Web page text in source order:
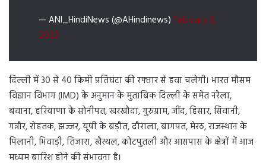
— ANI_HindiNews (@AHindinews) February 8,
2022
दिल्ली में 30 से 40 किमी प्रतिघंटा की रफ्तार से हवा चलेगी। भारत मौसम
विज्ञान विभाग (IMD) के अनुमान के मुताबिक दिल्ली के समेत नरेला,
बवाना, हरियाणा के सोनीपत, खरखौदा, गुरुग्राम, जींद, हिसार, सिवानी,
गन्नौर, रोहतक, झज्जर, यूपी के बड़ौत, दौराला, बागपत, मेरठ, राजस्थान के
पिलानी, भिवाड़ी, तिजारा, खैरथल, कोटपुतली और आसपास के क्षेत्रों में आज
मध्यम बारिश होने की संभावना है।